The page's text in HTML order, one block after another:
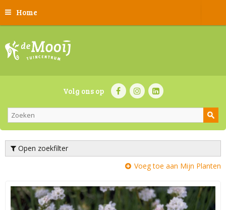
Home
Volg ons op
Open zoekfilter
Voeg toe aan Mijn Planten